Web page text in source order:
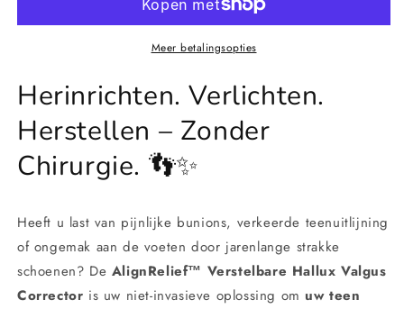
Valgus
Hallux
Valgus
Correctie
Meer betalingsopties
Herinrichten. Verlichten.
Herstellen – Zonder
Chirurgie. 👣✨
Heeft u last van pijnlijke bunions, verkeerde teenuitlijning
of ongemak aan de voeten door jarenlange strakke
schoenen? De AlignRelief™ Verstelbare Hallux Valgus
Corrector is uw niet-invasieve oplossing om uw teen